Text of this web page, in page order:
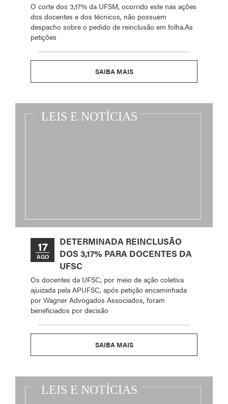
O corte dos 3,17% da UFSM, ocorrido este nas ações
dos docentes e dos técnicos, não possuem
despacho sobre o pedido de reinclusão em folha.As
petições
SAIBA MAIS
17
AGO
DETERMINADA REINCLUSÃO
DOS 3,17% PARA DOCENTES DA
UFSC
Os docentes da UFSC, por meio de ação coletiva
ajuizada pela APUFSC, após petição encaminhada
por Wagner Advogados Associados, foram
beneficiados por decisão
SAIBA MAIS